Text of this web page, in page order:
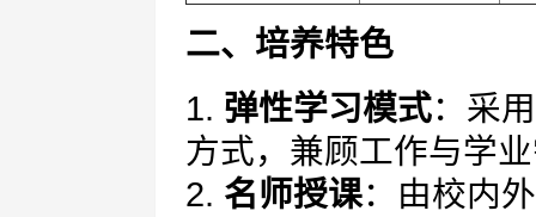
二、培养特色
1. 弹性学习模式：采
方式，兼顾工作与学
2. 名师授课：由校内